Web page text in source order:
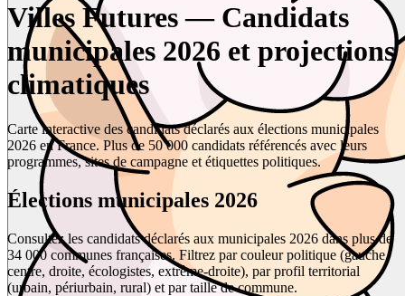
Villes Futures — Candidats
municipales 2026 et projections
climatiques
Carte interactive des candidats déclarés aux élections municipales
2026 en France. Plus de 50 000 candidats référencés avec leurs
programmes, sites de campagne et étiquettes politiques.
Élections municipales 2026
Consultez les candidats déclarés aux municipales 2026 dans plus de
34 000 communes françaises. Filtrez par couleur politique (gauche,
centre, droite, écologistes, extrême-droite), par profil territorial
(urbain, périurbain, rural) et par taille de commune.